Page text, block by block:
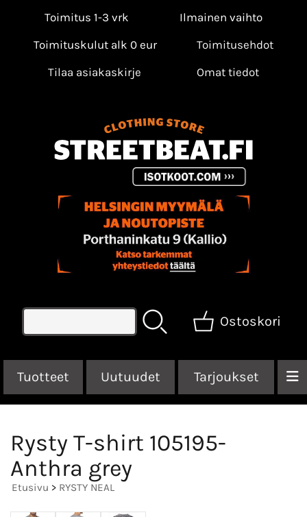
Toimitus 1-3 vrk
Ilmainen vaihto
Toimituskulut alk 0 eur
Toimitusehdot
Tilaa asiakaskirje
Omat tiedot
Ostoskori
Tuotteet Uutuudet Tarjoukset
Rysty T-shirt 105195-
Anthra grey
Etusivu > RYSTY NEAL